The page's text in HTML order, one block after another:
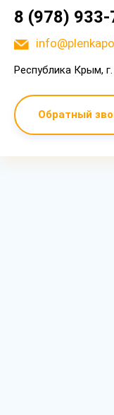
8 (978)
Республика Крым,
Обратный